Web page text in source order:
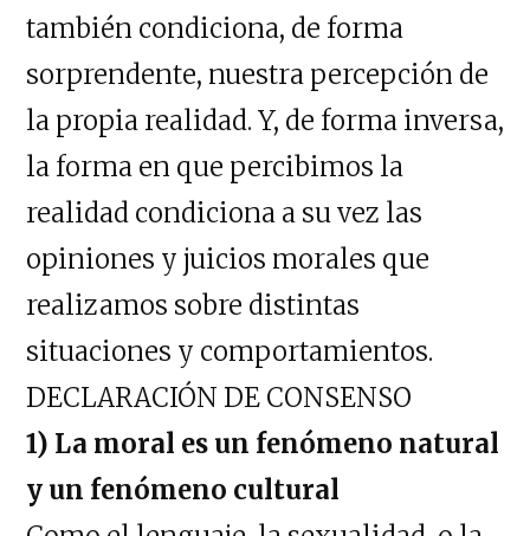
también condiciona, de forma
sorprendente, nuestra percepción de
la propia realidad. Y, de forma inversa,
la forma en que percibimos la
realidad condiciona a su vez las
opiniones y juicios morales que
realizamos sobre distintas
situaciones y comportamientos.
DECLARACIÓN DE CONSENSO
1) La moral es un fenómeno natural
y un fenómeno cultural